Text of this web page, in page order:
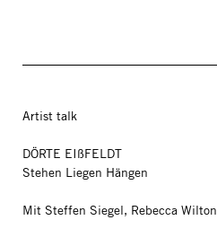
Artist talk
DÖRTE EIßFELDT
Stehen Liegen Hängen
Mit Steffen Siegel, Rebecca Wilton